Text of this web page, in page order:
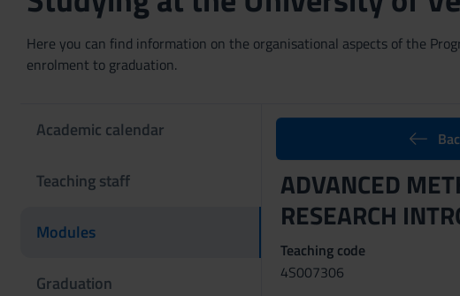
Here you can find information on the organisational aspects of the
enrolment to graduation.
Academic calendar
Teaching staff
Modules
Graduation
ADVANCED
RESEARCH
Teaching code
4S007306